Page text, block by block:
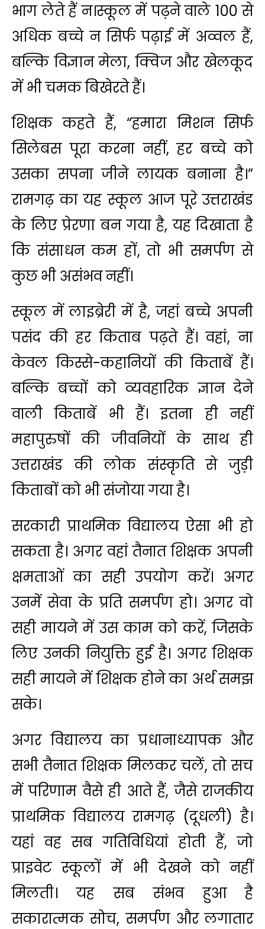
भाग लेते हैं न।स्कूल में पढ़ने वाले 100 से
अधिक बच्चे न सिर्फ पढ़ाई में अव्वल हैं,
बल्कि विज्ञान मेला, क्विज और खेलकूद
में भी चमक बिखेरते हैं।
शिक्षक कहते हैं, “हमारा मिशन सिर्फ
सिलेबस पूरा करना नहीं, हर बच्चे को
उसका सपना जीने लायक बनाना है।”
रामगढ़ का यह स्कूल आज पूरे उत्तराखंड
के लिए प्रेरणा बन गया है, यह दिखाता है
कि संसाधन कम हों, तो भी समर्पण से
कुछ भी असंभव नहीं।
स्कूल में लाइब्रेरी में है, जहां बच्चे अपनी
पसंद की हर किताब पढ़ते हैं। वहां, ना
केवल किस्से-कहानियों की किताबें हैं।
बल्कि बच्चों को व्यवहारिक ज्ञान देने
वाली किताबें भी हैं। इतना ही नहीं
महापुरुषों की जीवनियों के साथ ही
उत्तराखंड की लोक संस्कृति से जुड़ी
किताबों को भी संजोया गया है।
सरकारी प्राथमिक विद्यालय ऐसा भी हो
सकता है। अगर वहां तैनात शिक्षक अपनी
क्षमताओं का सही उपयोग करें। अगर
उनमें सेवा के प्रति समर्पण हो। अगर वो
सही मायने में उस काम को करें, जिसके
लिए उनकी नियुक्ति हुई है। अगर शिक्षक
सही मायने में शिक्षक होने का अर्थ समझ
सके।
अगर विद्यालय का प्रधानाध्यापक और
सभी तैनात शिक्षक मिलकर चलें, तो सच
में परिणाम वैसे ही आते हैं, जैसे राजकीय
प्राथमिक विद्यालय रामगढ़ (दूधली) है।
यहां वह सब गतिविधियां होती हैं, जो
प्राइवेट स्कूलों में भी देखने को नहीं
मिलती। यह सब संभव हुआ है
सकारात्मक सोच, समर्पण और लगातार